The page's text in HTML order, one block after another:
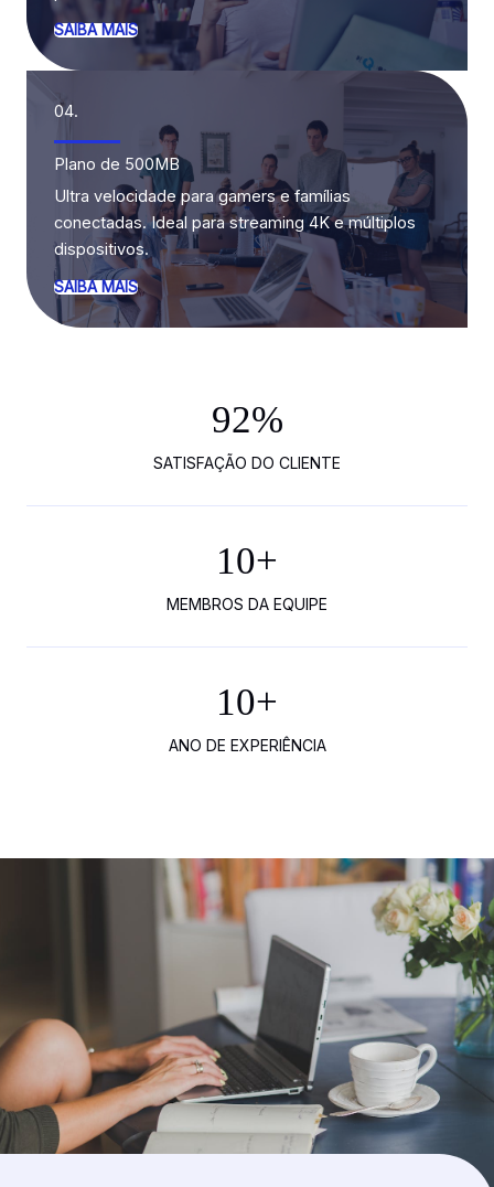
SAIBA MAIS
04.
Plano de 500MB
Ultra velocidade para gamers e famílias
conectadas. Ideal para streaming 4K e múltiplos
dispositivos.
SAIBA MAIS
92%
SATISFAÇÃO DO CLIENTE
10+
MEMBROS DA EQUIPE
10+
ANO DE EXPERIÊNCIA